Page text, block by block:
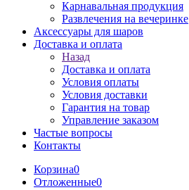
Карнавальная продукция
Развлечения на вечеринке
Аксессуары для шаров
Доставка и оплата
Назад
Доставка и оплата
Условия оплаты
Условия доставки
Гарантия на товар
Управление заказом
Частые вопросы
Контакты
Корзина0
Отложенные0